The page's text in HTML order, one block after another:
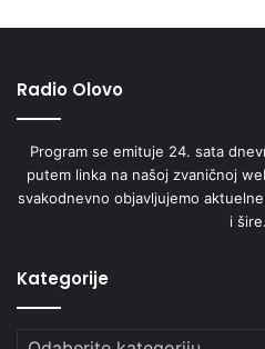
Radio Olovo
Program se emituje 24. sata
putem linka na našoj zvaničnoj
svakodnevno objavljujemo
i šire.
Kategorije
Kategorije